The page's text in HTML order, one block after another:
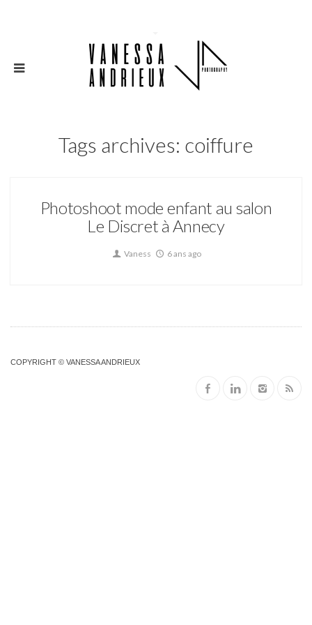
Tags archives: coiffure
Photoshoot mode enfant au salon
Le Discret à Annecy
Vaness 6 ans ago
COPYRIGHT © VANESSA ANDRIEUX